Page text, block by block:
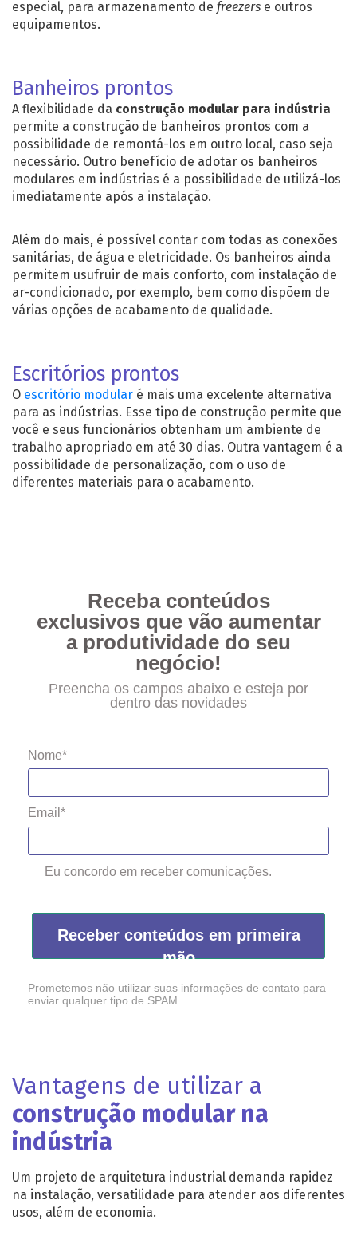
especial, para armazenamento de freezers e outros
equipamentos.
Banheiros prontos
A flexibilidade da construção modular para indústria
permite a construção de banheiros prontos com a
possibilidade de remontá-los em outro local, caso seja
necessário. Outro benefício de adotar os banheiros
modulares em indústrias é a possibilidade de utilizá-los
imediatamente após a instalação.
Além do mais, é possível contar com todas as conexões
sanitárias, de água e eletricidade. Os banheiros ainda
permitem usufruir de mais conforto, com instalação de
ar-condicionado, por exemplo, bem como dispõem de
várias opções de acabamento de qualidade.
Escritórios prontos
O escritório modular é mais uma excelente alternativa
para as indústrias. Esse tipo de construção permite que
você e seus funcionários obtenham um ambiente de
trabalho apropriado em até 30 dias. Outra vantagem é a
possibilidade de personalização, com o uso de
diferentes materiais para o acabamento.
Receba conteúdos
exclusivos que vão aumentar
a produtividade do seu
negócio!
Preencha os campos abaixo e esteja por
dentro das novidades
Nome*
Email*
Eu concordo em receber comunicações.
Receber conteúdos em primeira
mão
Prometemos não utilizar suas informações de contato para
enviar qualquer tipo de SPAM.
Vantagens de utilizar a
construção modular na
indústria
Um projeto de arquitetura industrial demanda rapidez
na instalação, versatilidade para atender aos diferentes
usos, além de economia.